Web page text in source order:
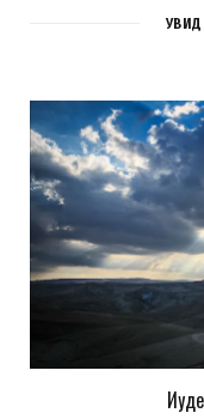
13 ЛЕТ AGO
даааа……………..
Загрузка...
Pingback: